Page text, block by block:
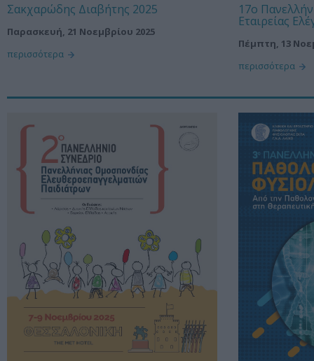
Σακχαρώδης Διαβήτης 2025
Παρασκευή, 21 Νοεμβρίου 2025
περισσότερα
17ο
Εταιρείας
Πέμπτη, 13
περισσότερα